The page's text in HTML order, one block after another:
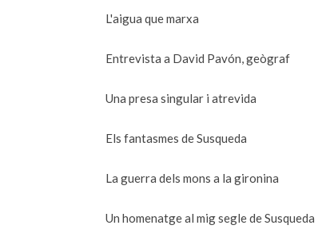
L'aigua que marxa
Entrevista a David Pavón, geògraf
Una presa singular i atrevida
Els fantasmes de Susqueda
La guerra dels mons a la gironina
Un homenatge al mig segle de Susqueda